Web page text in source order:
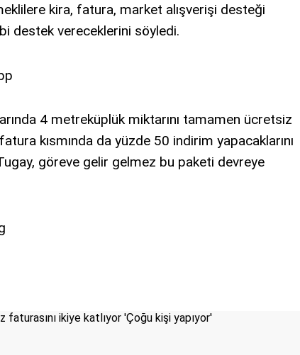
kira, fatura, market alışverişi desteği
destek vereceklerini söyledi.
4 metreküplük miktarını tamamen ücretsiz
kısmında da yüzde 50 indirim yapacaklarını
göreve gelir gelmez bu paketi devreye